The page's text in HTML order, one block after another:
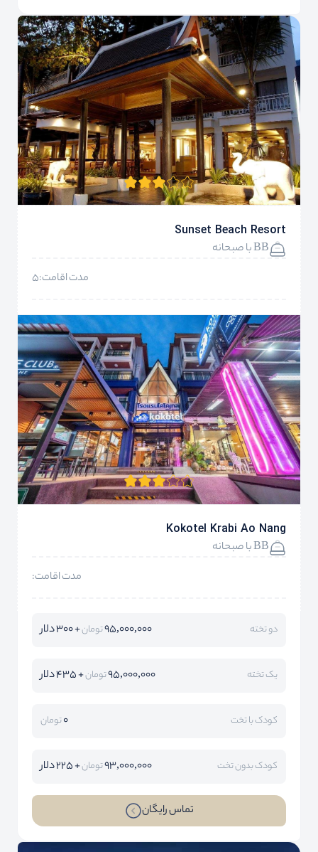
Sunset Beach Resort
BB با صبحانه
مدت اقامت:5
Kokotel Krabi Ao Nang
BB با صبحانه
مدت اقامت:
دو تخته 95,000,000تومان+ 300 دلار
یک تخته 95,000,000تومان+ 435 دلار
کودک با تخت 0تومان
کودک بدون تخت 93,000,000تومان+ 225 دلار
تماس رایگان